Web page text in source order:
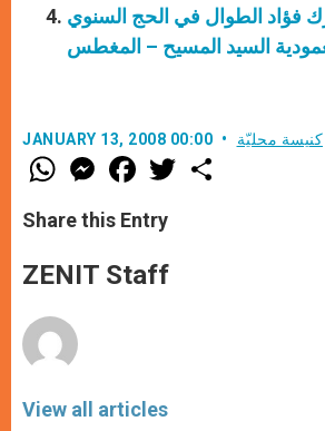
فؤاد الطوال في الحج السنوي
السيد المسيح – المغطس
JANUARY 13, 2008 00:00 كنيسة محليّة
W
h
t
s
p
p
M
e
s
e
g
e
F
a
e
b
o
k
w
Share this Entry
ZENIT Staff
View all articles